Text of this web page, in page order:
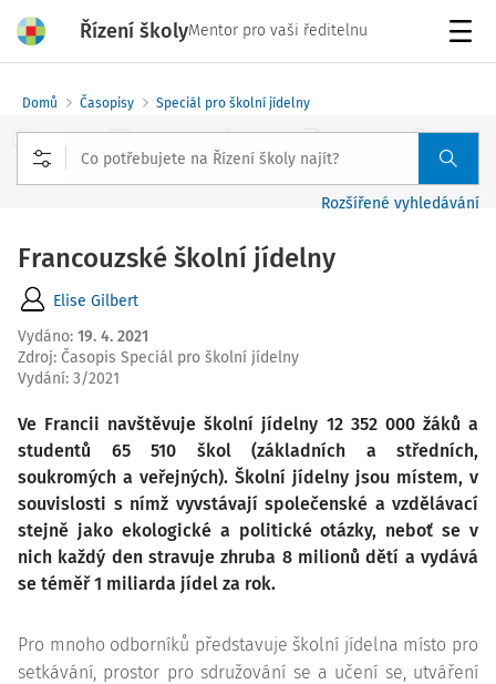
Řízení školyMentor pro vaši ředitelnu
Domů Časopisy Speciál pro školní jídelny
Rozšířené vyhledávání
Francouzské školní jídelny
Elise Gilbert
Vydáno: 19. 4. 2021
Zdroj: Časopis Speciál pro školní jídelny
Vydání: 3/2021
Ve Francii navštěvuje školní jídelny 12 352 000 žáků a
studentů 65 510 škol (základních a středních,
soukromých a veřejných). Školní jídelny jsou místem, v
souvislosti s nímž vyvstávají společenské a vzdělávací
stejně jako ekologické a politické otázky, neboť se v
nich každý den stravuje zhruba 8 milionů dětí a vydává
se téměř 1 miliarda jídel za rok.
Pro mnoho odborníků představuje školní jídelna místo pro
setkávání, prostor pro sdružování se a učení se, utváření